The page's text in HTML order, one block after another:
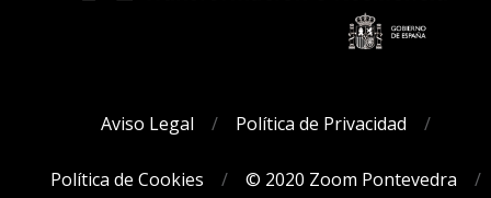
Aviso Legal Política de Privacidad
Política de Cookies © 2020 Zoom Pontevedra